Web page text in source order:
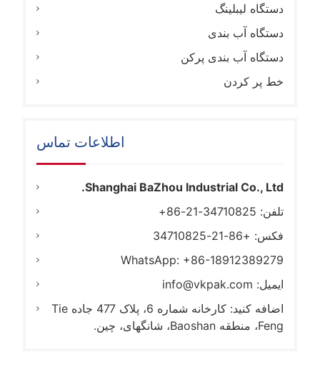
دستگاه لیبلینگ
دستگاه آب بندی
دستگاه آب بندی پرکن
خط پر کردن
اطلاعات تماس
Shanghai BaZhou Industrial Co., Ltd.
تلفن: 34710825-21-86+
فکس: +86-21-34710825
WhatsApp: +86-18912389279
ایمیل: info@vkpak.com
اضافه کنید: کارخانه شماره 6، پلاک 477 جاده Tie
Feng، منطقه Baoshan، شانگهای، چین.